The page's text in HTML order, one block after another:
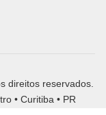
direitos reservados.
• Curitiba • PR